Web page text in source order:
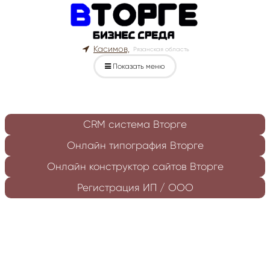
Касимов, Рязанская область
Показать меню
CRM система Вторге
Онлайн типография Вторге
Онлайн конструктор сайтов Вторге
Регистрация ИП / ООО